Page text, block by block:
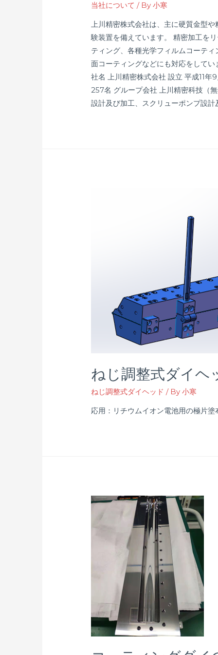
当社について / By小寒
上川精密株式会社は、主に硬質金型
験装置を備えています。 精密加工を
ティング、各種光学フィルムコーテ
面コーティングなどにも対応をして
社名 上川精密株式会社 設立 平成11
257名 グループ会社 上川精密科技（
設計及び加工、スクリューポンプ設計
ねじ調整式ダイヘ
ねじ調整式ダイヘッド / By小寒
応用：リチウムイオン電池用の極片